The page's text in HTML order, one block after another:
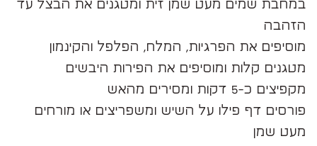
במחבת שמים מעט שמן זית ומטגנים את הבצל עד
הזהבה
מוסיפים את הפרגיות, המלח, הפלפל והקינמון
מטגנים קלות ומוסיפים את הפירות היבשים
מקפיצים כ-5 דקות ומסירים מהאש
פורסים דף פילו על השיש ומשפריצים או מורחים
מעט שמן